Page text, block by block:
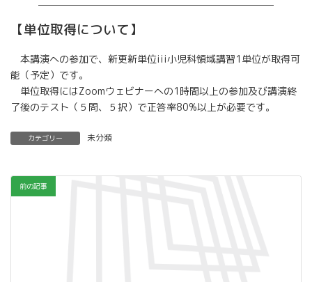
【単位取得について】
本講演への参加で、新更新単位iii小児科領域講習1単位が取得可
能（予定）です。
単位取得にはZoomウェビナーへの1時間以上の参加及び講演終
了後のテスト（５問、５択）で正答率80%以上が必要です。
カテゴリー 未分類
前の記事